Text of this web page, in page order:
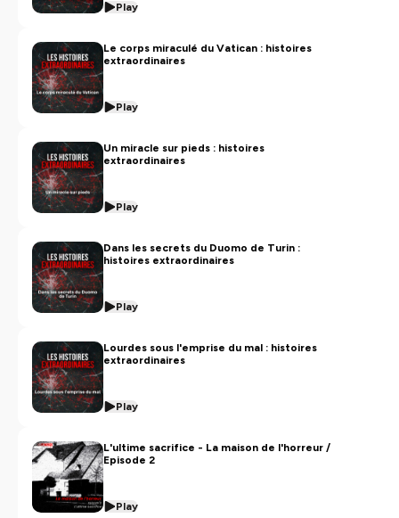
Play
Le corps miraculé du Vatican : histoires
extraordinaires
Play
Un miracle sur pieds : histoires
extraordinaires
Play
Dans les secrets du Duomo de Turin :
histoires extraordinaires
Play
Lourdes sous l'emprise du mal : histoires
extraordinaires
Play
L'ultime sacrifice - La maison de l'horreur /
Episode 2
Play